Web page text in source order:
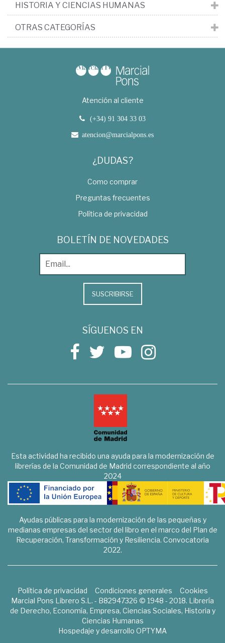
HISTORIA Y CIENCIAS HUMANAS
OTRAS CATEGORÍAS
Atención al cliente
(+34) 91 304 33 03
atencion@marcialpons.es
¿DUDAS?
Como comprar
Preguntas frecuentes
Política de privacidad
BOLETÍN DE NOVEDADES
SUSCRIBIRSE
SÍGUENOS EN
Esta actividad ha recibido una ayuda para la modernización de
librerías de la Comunidad de Madrid correspondiente al año
2024
Ayudas públicas para la modernización de las pequeñas y
medianas empresas del sector del libro en el marco del Plan de
Recuperación, Transformación y Resiliencia. Convocatoria
2022.
Política de privacidad Condiciones generales
Cookies
Marcial Pons Librero S.L. - B82947326 © 1948 - 2018. Librería
de Derecho, Economía, Empresa, Ciencias Sociales, Historia y
Ciencias Humanas
Hospedaje y desarrollo OPTYMA